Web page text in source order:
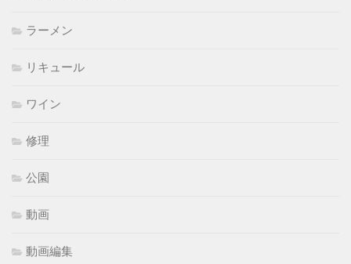
ラーメン
リキュール
ワイン
修理
公園
動画
動画編集